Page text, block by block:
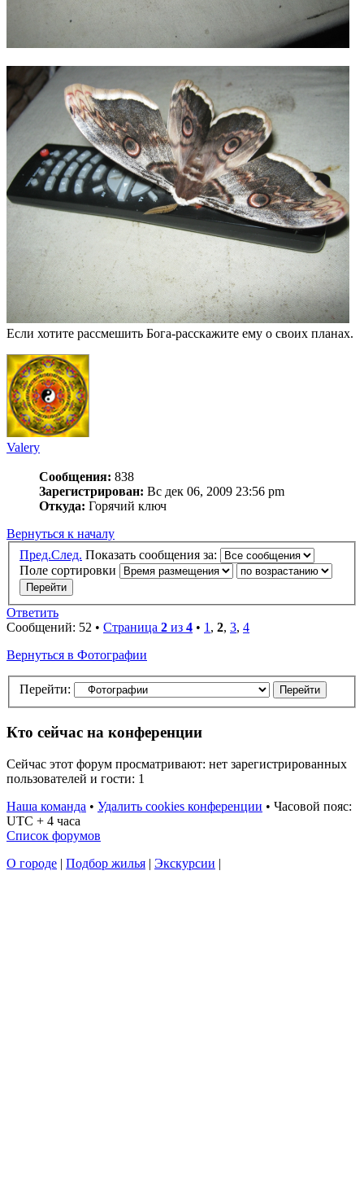
Если хотите рассмешить Бога-расскажите ему о своих планах.
Valery
Сообщения: 838
Зарегистрирован: Вс дек 06, 2009 23:56 pm
Откуда: Горячий ключ
Вернуться к началу
Пред.След. Показать сообщения за:
Поле сортировки
Ответить
Сообщений: 52 • Страница 2 из 4 • 1 , 2, 3, 4
Вернуться в Фотографии
Перейти:
Кто сейчас на конференции
Сейчас этот форум просматривают: нет зарегистрированных
пользователей и гости: 1
Наша команда • Удалить cookies конференции • Часовой пояс:
UTC + 4 часа
Список форумов
О городе | Подбор жилья | Экскурсии |